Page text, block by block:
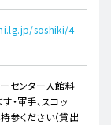
soshiki/4
ーセンター入館料
・軍手、スコッ
参ください（貸出